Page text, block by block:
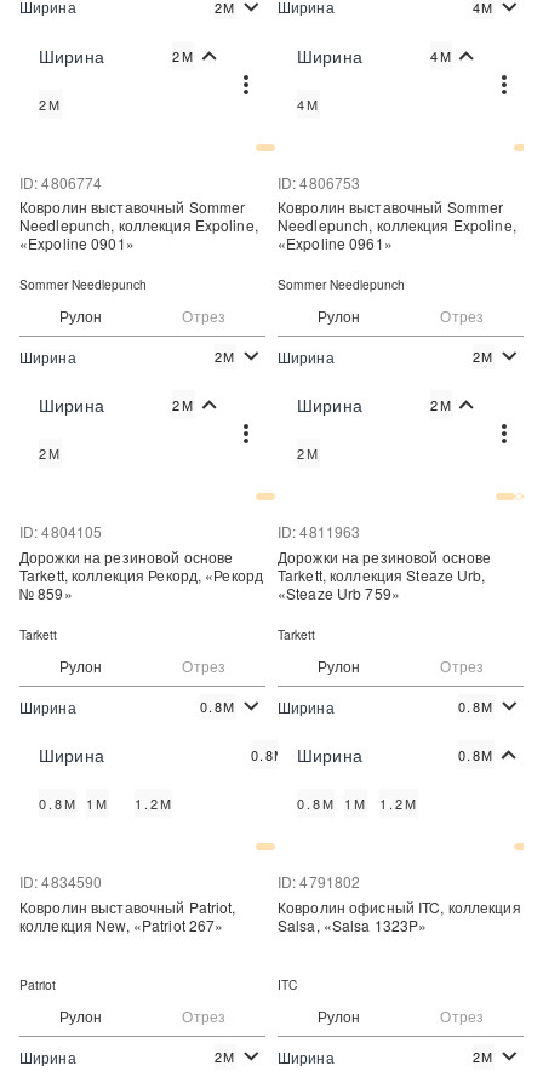
Цена:
Ширина 2М
Ширина 2М
2М
Цена:
Ширина 4М
Ширина 4М
4М
Рулон Отрез
ID: 4806774
Цена:
Ковролин выставочный Sommer
Needlepunch, коллекция Expoline,
«Expoline 0901»
Sommer Needlepunch
Ширина 2М
Ширина 2М
2М
Рулон Отрез
ID: 4806753
Цена:
Ковролин выставочный Sommer
Needlepunch, коллекция Expoline,
«Expoline 0961»
Sommer Needlepunch
Ширина 2М
Ширина 2М
2М
Рулон Отрез
ID: 4804105
Цена:
Дорожки на резиновой основе
Tarkett, коллекция Рекорд, «Рекорд
№ 859»
Tarkett
Ширина 0.8М
Ширина 0.8М
0.8М 1М 1.2М
Рулон Отрез
ID: 4811963
Цена:
Дорожки на резиновой основе
Tarkett, коллекция Steaze Urb,
«Steaze Urb 759»
Tarkett
Ширина 0.8М
Ширина 0.8М
0.8М 1М 1.2М
Рулон Отрез
ID: 4834590
Ковролин выставочный Patriot,
коллекция New, «Patriot 267»
Patriot
Ширина 2М
Рулон Отрез
ID: 4791802
Ковролин офисный ITC, коллекция
Salsa, «Salsa 1323P»
ITC
Ширина 2М